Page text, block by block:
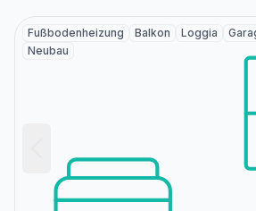
Fußbodenheizung Balkon Loggia
Neubau